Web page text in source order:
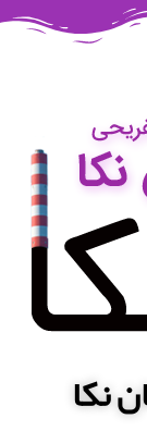
نکا